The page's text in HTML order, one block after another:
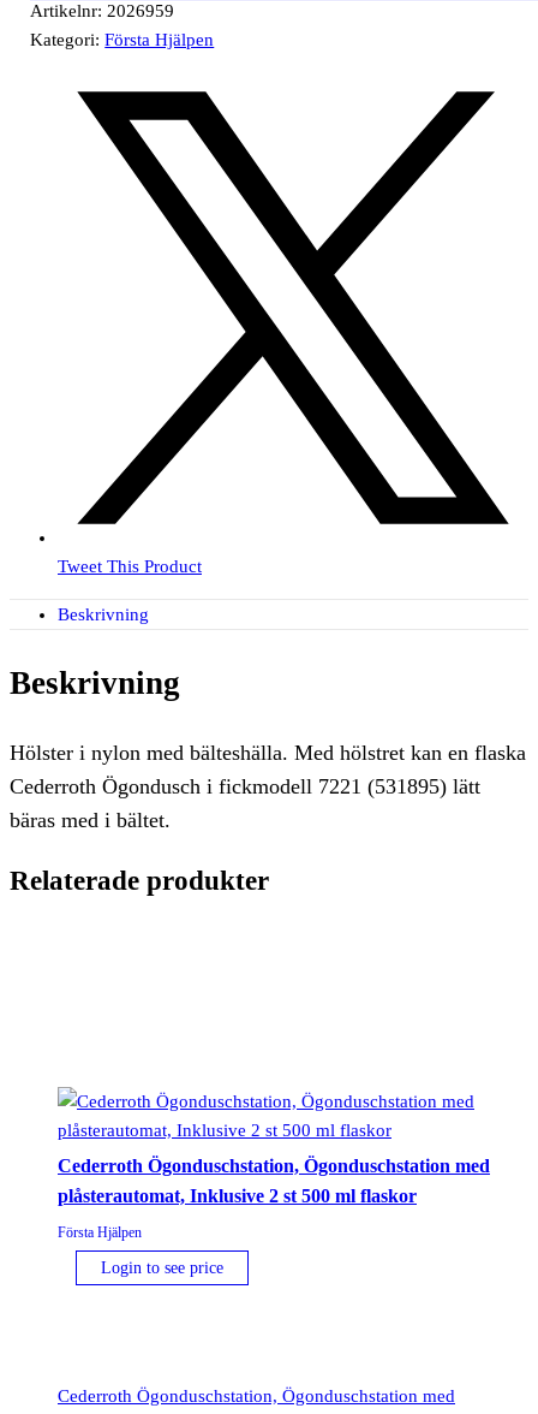
Artikelnr: 2026959
Kategori:Första Hjälpen
Tweet This Product
Beskrivning
Beskrivning
Hölster i nylon med bälteshälla. Med hölstret kan en flaska
Cederroth Ögondusch i fickmodell 7221 (531895) lätt
bäras med i bältet.
Relaterade produkter
Cederroth Ögonduschstation, Ögonduschstation med
plåsterautomat, Inklusive 2 st 500 ml flaskor
Första Hjälpen
Login to see price
Cederroth Ögonduschstation, Ögonduschstation med